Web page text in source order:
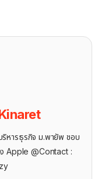
หารธุรกิจ ม.พายัพ ชอบ
Apple @Contact :